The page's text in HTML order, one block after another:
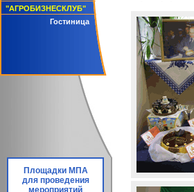
"АГРОБИЗНЕСКЛУБ"
Гостиница
Площадки МПА
для проведения
мероприятий